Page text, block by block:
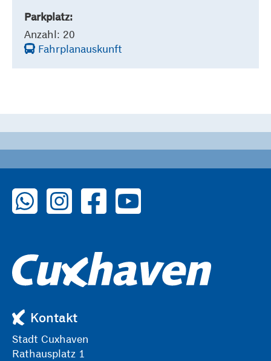
Parkplatz:
Anzahl: 20
Fahrplanauskunft
zu WhatsAppzu Instagramzu Facebook
zu YouTube
Kontakt
Stadt Cuxhaven
Rathausplatz 1